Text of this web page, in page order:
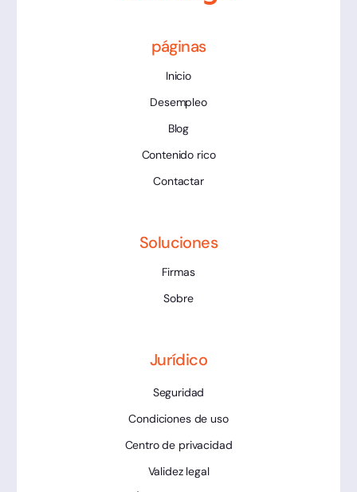
páginas
Inicio
Desempleo
Blog
Contenido rico
Contactar
Soluciones
Firmas
Sobre
Jurídico
Seguridad
Condiciones de uso
Centro de privacidad
Validez legal